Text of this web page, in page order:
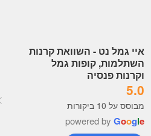
איי גמל נט - השוואת קרנות
השתלמות, קופות גמל
וקרנות פנסיה
5.0
מבוסס על 10 ביקורות
powered by Google
עמית עובדיה
a year ago